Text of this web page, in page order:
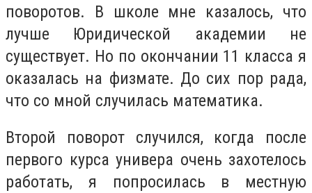
поворотов. В школе мне казалось, что
лучше Юридической академии не
существует. Но по окончании 11 класса я
оказалась на физмате. До сих пор рада,
что со мной случилась математика.
Второй поворот случился, когда после
первого курса универа очень захотелось
работать, я попросилась в местную